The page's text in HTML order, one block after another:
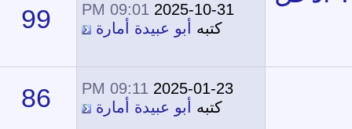
2025-10-31
09:01 PM
أبو عبيدة أمارة 99
47,590
09:11 PM
أبو عبيدة أمارة 86
59,584